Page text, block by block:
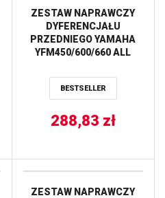
ZESTAW NAPRAWCZY
DYFERENCJAŁU
PRZEDNIEGO YAMAHA
YFM450/600/660 ALL
BESTSELLER
288,83 zł
ZESTAW NAPRAWCZY